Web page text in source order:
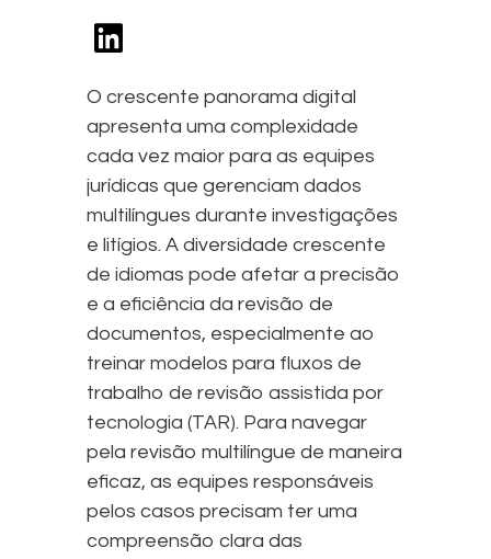
O crescente panorama digital
apresenta uma complexidade
cada vez maior para as equipes
jurídicas que gerenciam dados
multilíngues durante investigações
e litígios. A diversidade crescente
de idiomas pode afetar a precisão
e a eficiência da revisão de
documentos, especialmente ao
treinar modelos para fluxos de
trabalho de revisão assistida por
tecnologia (TAR). Para navegar
pela revisão multilíngue de maneira
eficaz, as equipes responsáveis
pelos casos precisam ter uma
compreensão clara das